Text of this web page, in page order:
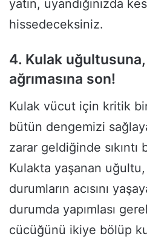
yatın, uyandığınızda
hissedeceksiniz.
4. Kulak uğultusuna,
ağrımasına son!
Kulak vücut için kritik
bütün dengemizi
zarar geldiğinde sıkıntı
Kulakta yaşanan uğultu,
durumların acısını
durumda yapımlası
cücüğünü ikiye bölüp